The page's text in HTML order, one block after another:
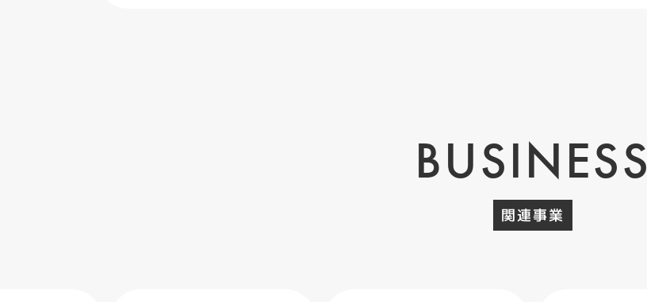
BUSINESS
関連事業